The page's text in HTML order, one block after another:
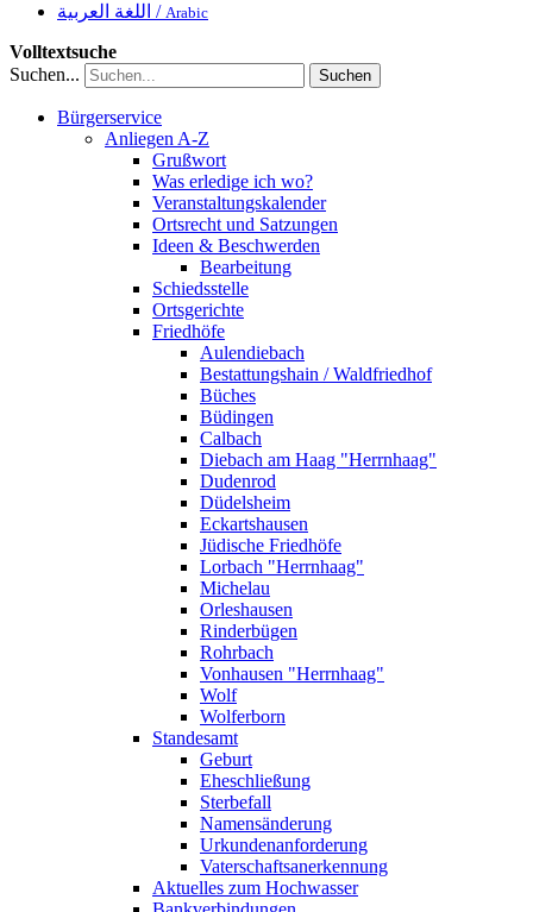
اللغة العربية / Arabic
Volltextsuche
Suchen...
Suchen
Bürgerservice
Anliegen A-Z
Grußwort
Was erledige ich wo?
Veranstaltungskalender
Ortsrecht und Satzungen
Ideen & Beschwerden
Bearbeitung
Schiedsstelle
Ortsgerichte
Friedhöfe
Aulendiebach
Bestattungshain / Waldfriedhof
Büches
Büdingen
Calbach
Diebach am Haag "Herrnhaag"
Dudenrod
Düdelsheim
Eckartshausen
Jüdische Friedhöfe
Lorbach "Herrnhaag"
Michelau
Orleshausen
Rinderbügen
Rohrbach
Vonhausen "Herrnhaag"
Wolf
Wolferborn
Standesamt
Geburt
Eheschließung
Sterbefall
Namensänderung
Urkundenanforderung
Vaterschaftsanerkennung
Aktuelles zum Hochwasser